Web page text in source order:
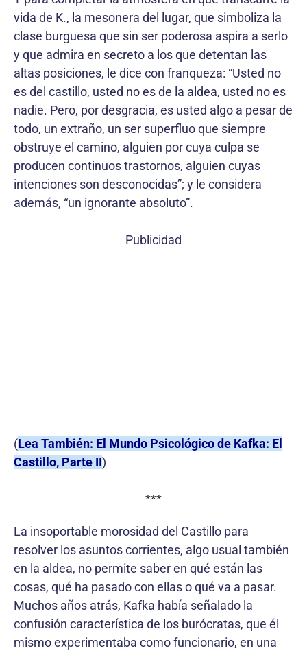
vida de K., la mesonera del lugar, que simboliza la
clase burguesa que sin ser poderosa aspira a serlo
y que admira en secreto a los que detentan las
altas posiciones, le dice con franqueza: “Usted no
es del castillo, usted no es de la aldea, usted no es
nadie. Pero, por desgracia, es usted algo a pesar de
todo, un extraño, un ser superfluo que siempre
obstruye el camino, alguien por cuya culpa se
producen continuos trastornos, alguien cuyas
intenciones son desconocidas”; y le considera
además, “un ignorante absoluto”.
Publicidad
(Lea También: El Mundo Psicológico de Kafka: El
Castillo, Parte II)
***
La insoportable morosidad del Castillo para
resolver los asuntos corrientes, algo usual también
en la aldea, no permite saber en qué están las
cosas, qué ha pasado con ellas o qué va a pasar.
Muchos años atrás, Kafka había señalado la
confusión característica de los burócratas, que él
mismo experimentaba como funcionario, en una